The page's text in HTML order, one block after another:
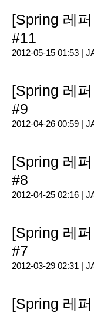
[Spring 레
#11
2012-05-15 01:53 |
[Spring 레
#9
2012-04-26 00:59 |
[Spring 레
#8
2012-04-25 02:16 |
[Spring 레
#7
2012-03-29 02:31 |
[Spring 레